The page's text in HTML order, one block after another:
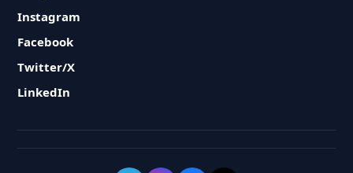
Instagram
Facebook
Twitter/X
LinkedIn